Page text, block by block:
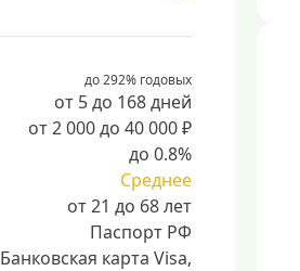
до 292% годовых
от 5 до 168 дней
от 2 000 до 40 000 ₽
до 0.8%
Среднее
от 21 до 68 лет
Паспорт РФ
Банковская карта Visa,